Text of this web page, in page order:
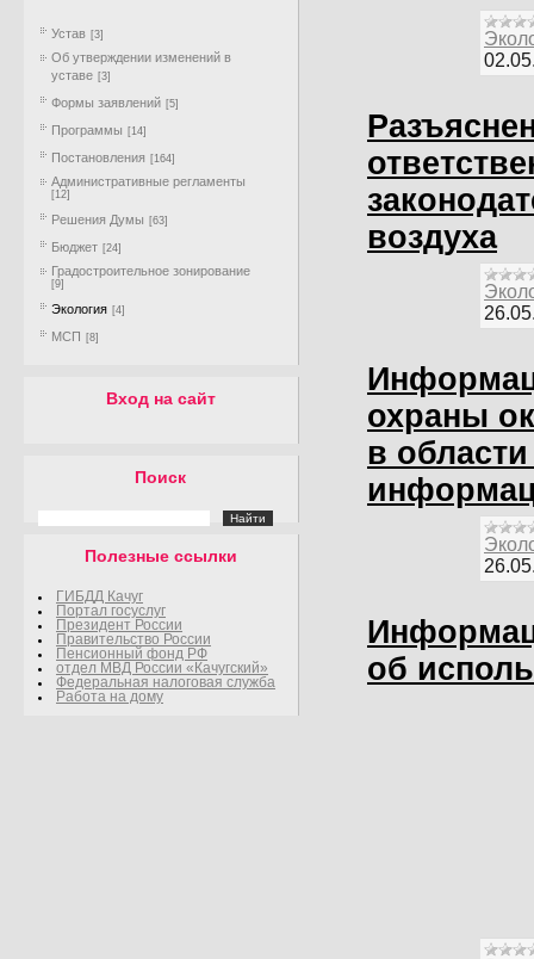
Устав [3]
Об утверждении изменений в
уставе [3]
Формы заявлений [5]
Программы [14]
Постановления [164]
Административные регламенты
[12]
Решения Думы [63]
Бюджет [24]
Градостроительное зонирование
[9]
Экология [4]
МСП [8]
Вход на сайт
Поиск
Полезные ссылки
ГИБДД Качуг
Портал госуслуг
Президент России
Правительство России
Пенсионный фонд РФ
отдел МВД России «Качугский»
Федеральная налоговая служба
Работа на дому
воздуха
охраны
в
об